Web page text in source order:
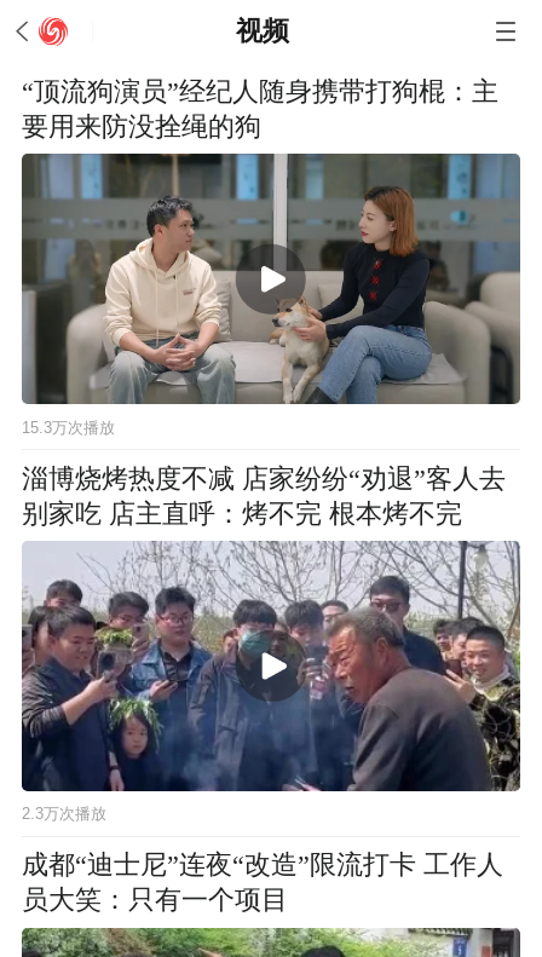
视频
“顶流狗演员”经纪人随身携带打狗棍：主
要用来防没拴绳的狗
15.3万次播放
淄博烧烤热度不减 店家纷纷“劝退”客人去
别家吃 店主直呼：烤不完 根本烤不完
2.3万次播放
成都“迪士尼”连夜“改造”限流打卡 工作人
员大笑：只有一个项目